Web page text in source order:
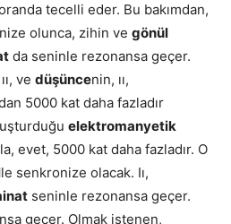
tecelli eder. Bu bakımdan,
olunca, zihin ve gönül
da seninle rezonansa geçer.
ve düşüncenin, ıı,
5000 kat daha fazladır
elektromanyetik
evet, 5000 kat daha fazladır. O
le senkronize olacak. Iı,
seninle rezonansa geçer.
geçer. Olmak istenen,